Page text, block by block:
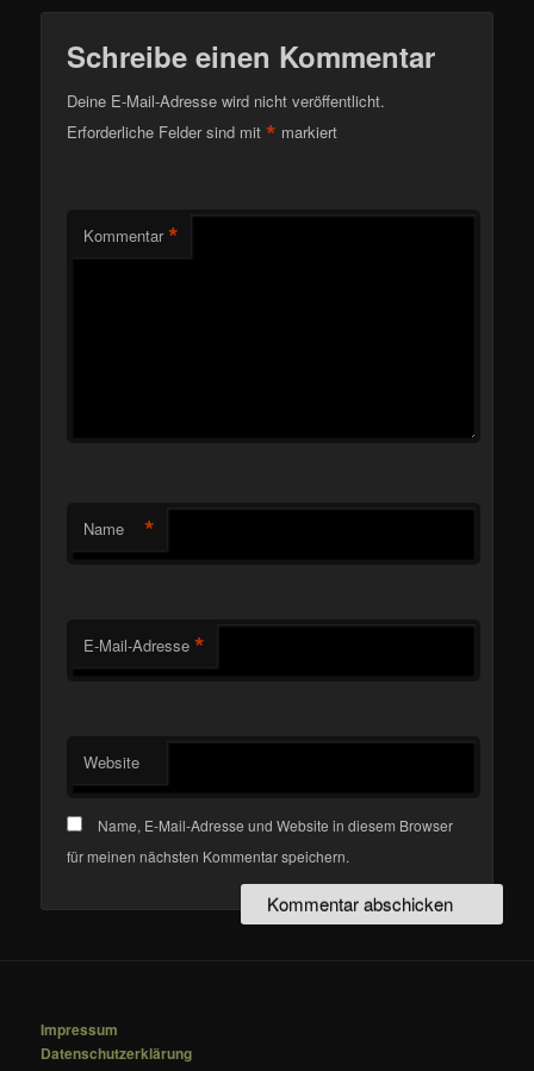
Schreibe einen Kommentar
Deine E-Mail-Adresse wird nicht veröffentlicht.
Erforderliche Felder sind mit* markiert
Kommentar *
Name *
E-Mail-Adresse *
Website
Name, E-Mail-Adresse und Website in diesem Browser
für meinen nächsten Kommentar speichern.
Impressum
Datenschutzerklärung